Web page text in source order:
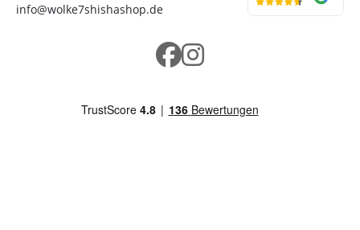
info@wolke7shishashop.de